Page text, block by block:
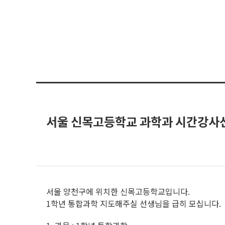
서울 신목고등학교 과학과 시간강
서울 양천구에 위치한 신목고등학교입니다.
1학년 통합과학 지도해주실 선생님을 급히 모십니다.